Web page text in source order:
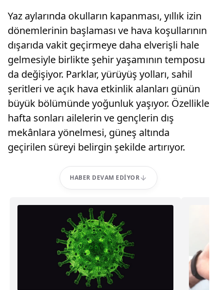
Yaz aylarında okulların kapanması, yıllık izin
dönemlerinin başlaması ve hava koşullarının
dışarıda vakit geçirmeye daha elverişli hale
gelmesiyle birlikte şehir yaşamının temposu
da değişiyor. Parklar, yürüyüş yolları, sahil
şeritleri ve açık hava etkinlik alanları günün
büyük bölümünde yoğunluk yaşıyor. Özellikle
hafta sonları ailelerin ve gençlerin dış
mekânlara yönelmesi, güneş altında
geçirilen süreyi belirgin şekilde artırıyor.
HABER DEVAM EDIYOR